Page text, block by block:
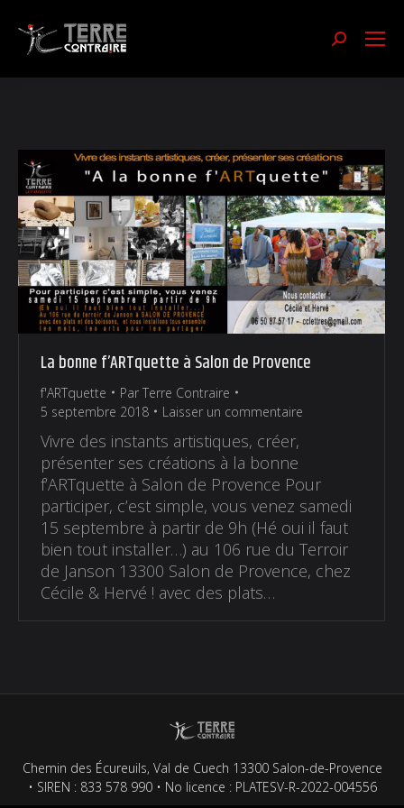
La bonne f’ARTquette à Salon de Provence
f'ARTquette Par Terre Contraire
5 septembre 2018
Laisser un commentaire
Vivre des instants artistiques, créer,
présenter ses créations à la bonne
f’ARTquette à Salon de Provence Pour
participer, c’est simple, vous venez samedi
15 septembre à partir de 9h (Hé oui il faut
bien tout installer…) au 106 rue du Terroir
de Janson 13300 Salon de Provence, chez
Cécile & Hervé ! avec des plats…
Chemin des Écureuils, Val de Cuech 13300 Salon-de-Provence
• SIREN : 833 578 990 • No licence : PLATESV-R-2022-004556